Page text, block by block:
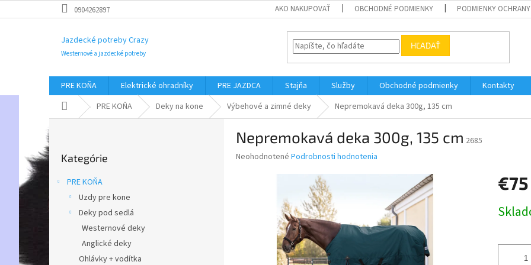
na
0904262897 AKO NAKUPOVAŤ OBCHODNÉ PODMIENKY PODMIENKY OCHRANY
Jazdecké potreby Crazy
Westernové a jazdecké potreby
HĽADAŤ
PRE KOŇA Elektrické ohradníky PRE JAZDCA Stajňa Služby Obchodné podmienky
Kontakty
DomovPRE KOŇA Deky na kone Výbehové a zimné deky Nepremokavá deka 300g, 135 cm
o
č
n
kategórie
Kategórie
PRE KOŇA
Uzdy pre kone
Deky pod sedlá
Westernové deky
Anglické deky
Ohlávky + vodítka
Nepremokavá deka 300g, 135 cm 2685
Priemerné
hviezdičiek.
Neohodnotené Podrobnosti hodnotenia
€75
cena: